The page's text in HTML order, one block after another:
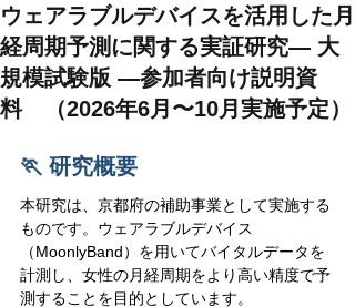
ウェアラブルデバイスを活用した月
経周期予測に関する実証研究― 大
規模試験版 ―参加者向け説明資
料 （2026年6月〜10月実施予定）
🏃 研究概要
本研究は、京都府の補助事業として実施する
ものです。ウェアラブルデバイス
（MoonlyBand）を用いてバイタルデータを
計測し、女性の月経周期をより高い精度で予
測することを目的としています。